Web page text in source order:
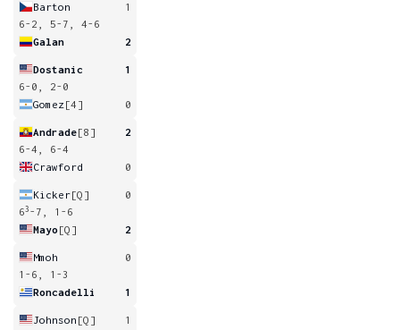
Barton
1
6-2, 5-7, 4-6
Galan
2
Dostanic
1
6-0, 2-0
Gomez [4] 0
Andrade[8]
2
6-4, 6-4
Crawford
0
Kicker[Q]
0
63 -7, 1-6
Mayo [Q] 2
Mmoh
0
1-6, 1-3
Roncadelli
1
Johnson [Q]
1